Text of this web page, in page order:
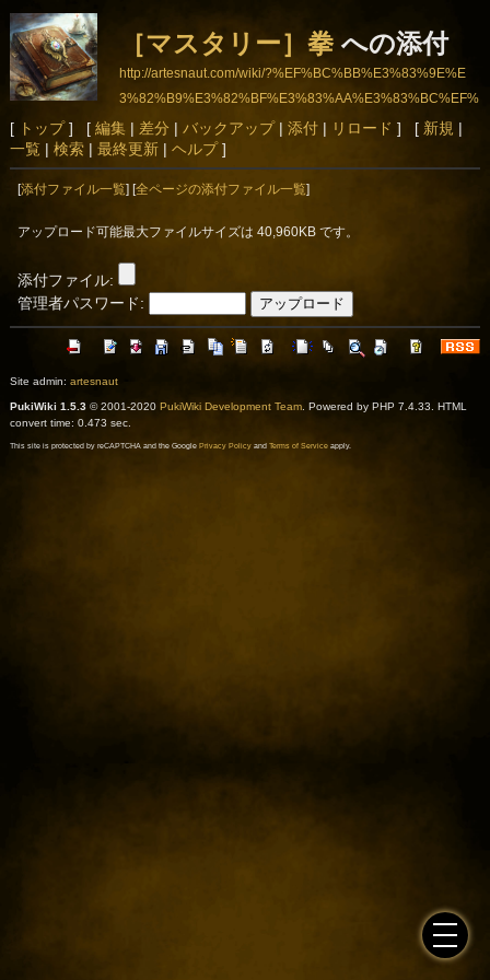
［マスタリー］拳への添付
http://artesnaut.com/wiki/?%EF%BC%BB%E3%83%9E%E
3%82%B9%E3%82%BF%E3%83%AA%E3%83%BC%EF%
BC%BD%E6%8B%B3
[ トップ] [ 編集| 差分 | バックアップ| 添付| リロード ] [ 新規 |
一覧 | 検索| 最終更新| ヘルプ]
[添付ファイル一覧 ] [全ページの添付ファイル一覧
アップロード可能最大ファイルサイズは 40,960KB です。
添付ファイル:
管理者パスワード:
Site admin: artesnaut
PukiWiki 1.5.3© 2001-2020 PukiWiki Development Team. Powered by PHP 7.4.33. HTML
convert time: 0.473 sec.
This site is protected by reCAPTCHA and the Google Privacy Policyand Terms of Serviceapply.